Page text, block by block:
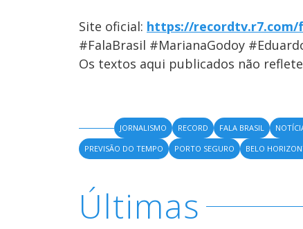
Site oficial: https://recordtv.r7.com/
#FalaBrasil #MarianaGodoy
Os textos aqui publicados não
JORNALISMO RECORD FALA BRASIL
PREVISÃO DO TEMPO
PORTO SEGURO BELO
Últimas